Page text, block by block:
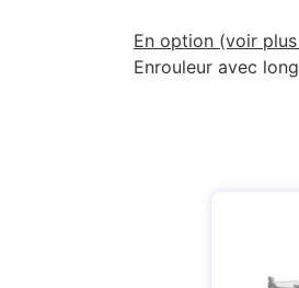
En option (voir
Enrouleur avec